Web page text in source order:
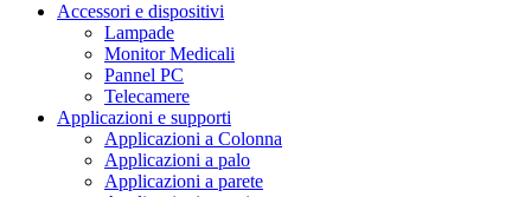
Accessori e dispositivi
Lampade
Monitor Medicali
Pannel PC
Telecamere
Applicazioni e supporti
Applicazioni a Colonna
Applicazioni a palo
Applicazioni a parete